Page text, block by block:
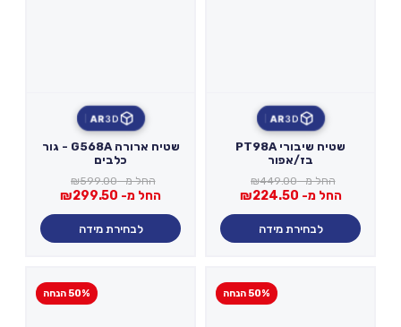
3D
AR
שטיח שיבורי PT98A
בז/אפור
החל מ- ₪449.00
החל מ- ₪224.50
לבחירת מידה
3D
AR
שטיח ארורה G568A - גור
כלבים
החל מ- ₪599.00
החל מ- ₪299.50
לבחירת מידה
50% הנחה 50% הנחה